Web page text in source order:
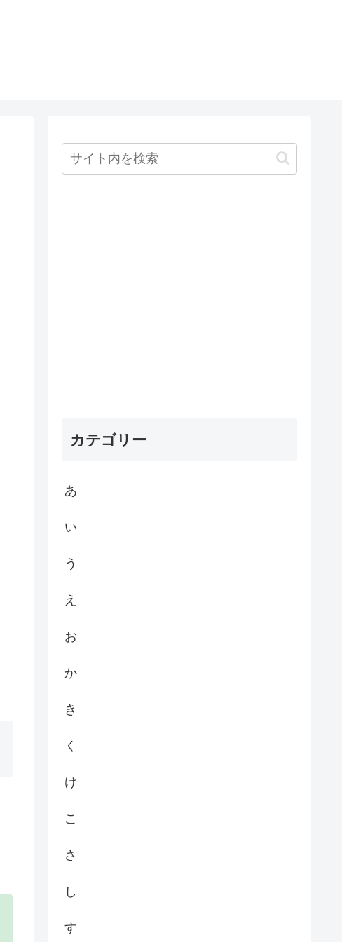
カテゴリー
あ
い
う
え
お
か
き
く
け
こ
さ
し
す